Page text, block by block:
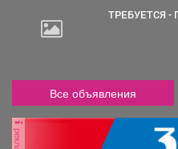
ТРЕБУЕТСЯ
Все объявления